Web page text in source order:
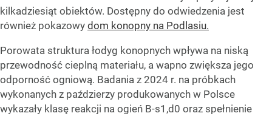
kilkadziesiąt obiektów. Dostępny do odwiedzenia jest
również pokazowy dom konopny na Podlasiu.
Porowata struktura łodyg konopnych wpływa na niską
przewodność cieplną materiału, a wapno zwiększa jego
odporność ogniową. Badania z 2024 r. na próbkach
wykonanych z paździerzy produkowanych w Polsce
wykazały klasę reakcji na ogień B-s1,d0 oraz spełnienie